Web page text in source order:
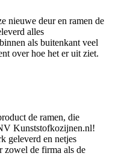
nieuwe deur en ramen de
alles
als buitenkant veel
over hoe het er uit ziet.
de ramen, die
Kunststofkozijnen.nl!
geleverd en netjes
zowel de firma als de